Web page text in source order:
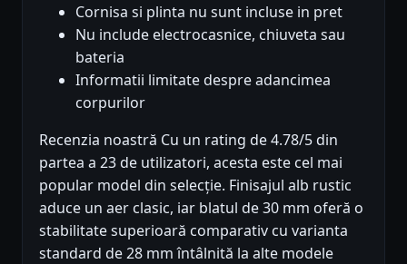
Cornisa si plinta nu sunt incluse in pret
Nu include electrocasnice, chiuveta sau
bateria
Informatii limitate despre adancimea
corpurilor
Recenzia noastră Cu un rating de 4.78/5 din
partea a 23 de utilizatori, acesta este cel mai
popular model din selecție. Finisajul alb rustic
aduce un aer clasic, iar blatul de 30 mm oferă o
stabilitate superioară comparativ cu varianta
standard de 28 mm întâlnită la alte modele